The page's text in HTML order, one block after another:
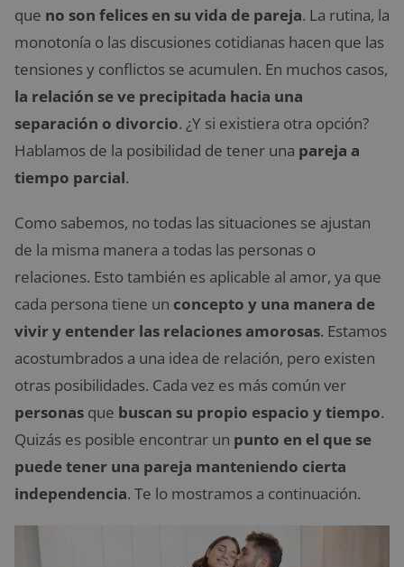
que no son felices en su vida de pareja. La rutina, la
monotonía o las discusiones cotidianas hacen que las
tensiones y conflictos se acumulen. En muchos casos,
la relación se ve precipitada hacia una
separación o divorcio. ¿Y si existiera otra opción?
Hablamos de la posibilidad de tener una pareja a
tiempo parcial.
Como sabemos, no todas las situaciones se ajustan
de la misma manera a todas las personas o
relaciones. Esto también es aplicable al amor, ya que
cada persona tiene un concepto y una manera de
vivir y entender las relaciones amorosas. Estamos
acostumbrados a una idea de relación, pero existen
otras posibilidades. Cada vez es más común ver
personas que buscan su propio espacio y tiempo.
Quizás es posible encontrar un punto en el que se
puede tener una pareja manteniendo cierta
independencia. Te lo mostramos a continuación.